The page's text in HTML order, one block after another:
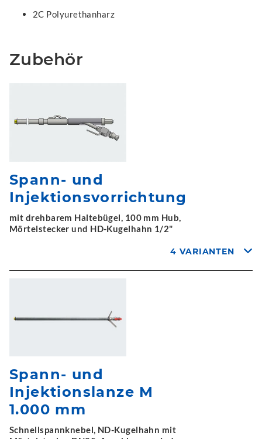
2C Polyurethanharz
Zubehör
Spann- und
Injektionsvorrichtung
mit drehbarem Haltebügel, 100 mm Hub,
Mörtelstecker und HD-Kugelhahn 1/2"
4 VARIANTEN
Spann- und
Injektionslanze M
1.000 mm
Schnellspannknebel, ND-Kugelhahn mit